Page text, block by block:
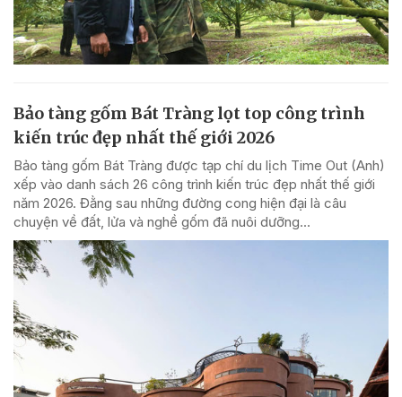
Bảo tàng gốm Bát Tràng lọt top công trình
kiến trúc đẹp nhất thế giới 2026
Bảo tàng gốm Bát Tràng được tạp chí du lịch Time Out (Anh)
xếp vào danh sách 26 công trình kiến trúc đẹp nhất thế giới
năm 2026. Đằng sau những đường cong hiện đại là câu
chuyện về đất, lửa và nghề gốm đã nuôi dưỡng...